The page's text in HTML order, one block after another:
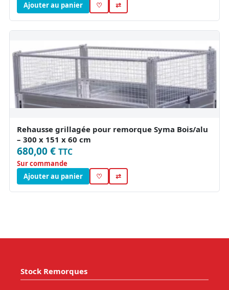
Ajouter au panier
♡ ⇄
Rehausse grillagée pour remorque Syma Bois/alu
– 300 x 151 x 60 cm
680,00 € TTC
Sur commande
Ajouter au panier
♡ ⇄
Stock Remorques